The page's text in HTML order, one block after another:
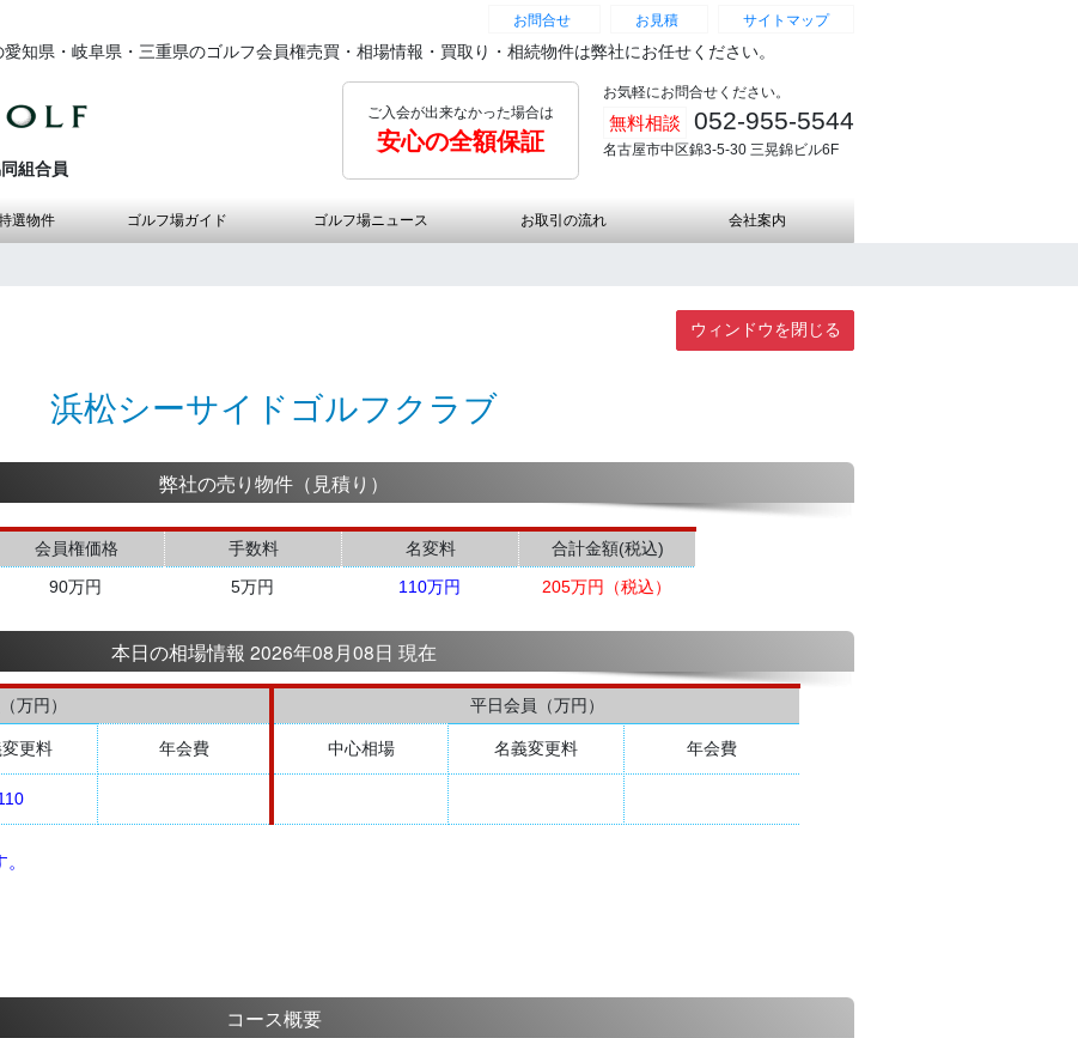
お問合せ お見積 サイトマップ
知県・岐阜県・三重県のゴルフ会員権売買・相場情報・買取り・相続物件は弊社にお任せください。
組合員
ご入会が出来なかった場合は
安心の全額保証
お気軽にお問合せください。
無料相談 052-955-5544
名古屋市中区錦3-5-30 三晃錦ビル6F
選物件 ゴルフ場ガイド ゴルフ場ニュース お取引の流れ 会社案内
ウィンドウを閉じる
浜松シーサイドゴルフクラブ
弊社の売り物件（見積り）
会員権価格 手数料 名変料
合計金額(税込)
90万円 5万円 110万円 205万円（税込）
本日の相場情報 2026年08月08日 現在
万円） 平日会員（万円）
更料 年会費 中心相場 名義変更料 年会費
コース概要